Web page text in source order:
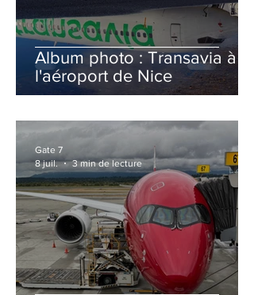
Album photo : Transavia à
l'aéroport de Nice
Gate 7
8 juil.
3 min de lecture